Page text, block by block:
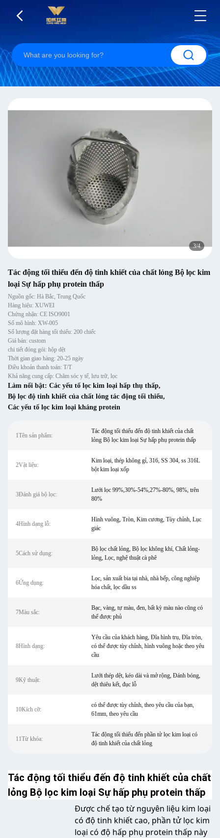
3/4
Tác động tối thiểu đến độ tinh khiết của chất lỏng Bộ lọc kim
loại Sự hấp phụ protein thấp
Nguồn gốc: Hà Bắc, Trung Quốc
Hàng hiệu: XUWEI
Chứng nhận: CE ISO9001
Số mô hình: XW-005
Số lượng đặt hàng tối thiểu: 200 chiếc
Giá bán: custom
chi tiết đóng gói: hộp dệt
Thời gian giao hàng: 20-25 ngày
Điều khoản thanh toán: T/T
Khả năng cung cấp: Chăm sóc y tế, lưu trữ, lọc
Làm nổi bật: Các yếu tố lọc kim loại hấp thụ thấp,
Bộ lọc độ tinh khiết của chất lỏng tác động tối thiểu,
Các yếu tố lọc kim loại kháng protein
1Tên sản phẩm:
Tác động tối thiểu đến độ tinh khiết của chất
lỏng Bộ lọc kim loại Sự hấp phụ protein thấp
2Vật liệu:
Kim loại, thép không gỉ, 316, SS 304, ss 316L
bột kim loại xốp
3Đánh giá bộ lọc:
Lưới lọc 99%,30%-54%,27%-80%, 98%, trên
80%
4Hình dạng lỗ:
Hình vuông, Tròn, Kim cương, Tùy chỉnh, Lục
giác
5Cách sử dụng:
Bộ lọc chất lỏng, Bộ lọc không khí, Chất lỏng-
lỏng, Lọc, nghệ thuật cà phê
6Ứng dụng:
Lọc, sản xuất bia tại nhà, nhà bếp, công nghiệp
hóa chất, lọc dầu ss
7Màu sắc:
Bạc, vàng, tự màu, đen, bất kỳ màu nào cũng có
thể được phủ
8Hình dạng:
Yêu cầu của khách hàng, Đĩa hình trụ, Đĩa tròn,
có thể được tùy chỉnh, hình vuông hoặc theo yêu
cầu
9Kỹ thuật:
Lưới thép dệt, kéo dài và mở rộng, Đánh bóng,
dệt thiêu kết, đục lỗ
10Kích cỡ:
có thể được tùy chỉnh, theo yêu cầu của bạn,
61mm, theo yêu cầu
11Từ khóa:
Tác động tối thiểu đến phần tử lọc kim loại có
độ tinh khiết của chất lỏng
Tác động tối thiểu đến độ tinh khiết của chất
lỏng Bộ lọc kim loại Sự hấp phụ protein thấp
Được chế tạo từ nguyên liệu kim loại
có độ tinh khiết cao, phần tử lọc kim
loại có độ hấp phụ protein thấp này